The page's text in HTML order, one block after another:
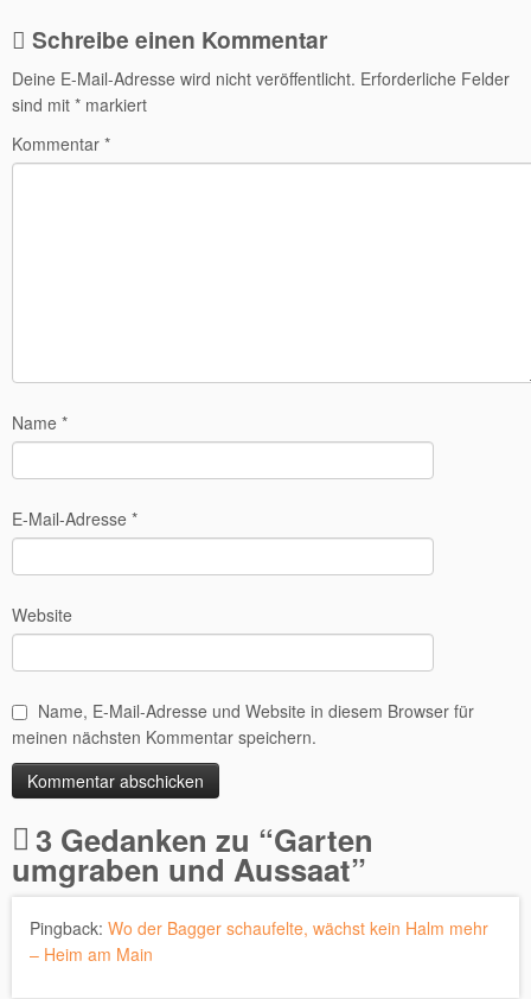
Schreibe einen Kommentar
Deine E-Mail-Adresse wird nicht veröffentlicht. Erforderliche Felder
sind mit * markiert
Kommentar *
Name *
E-Mail-Adresse *
Website
Name, E-Mail-Adresse und Website in diesem Browser für
meinen nächsten Kommentar speichern.
Alternative:
3 Gedanken zu “Garten
umgraben und Aussaat”
Pingback: Wo der Bagger schaufelte, wächst kein Halm mehr
– Heim am Main